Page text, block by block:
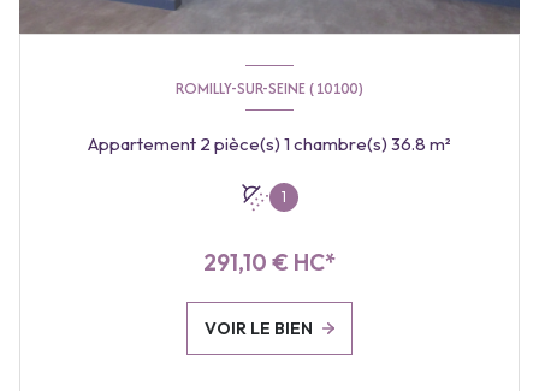
ROMILLY-SUR-SEINE (10100)
Appartement 2 pièce(s) 1 chambre(s) 36.8 m²
1
291,10 € HC*
VOIR LE BIEN